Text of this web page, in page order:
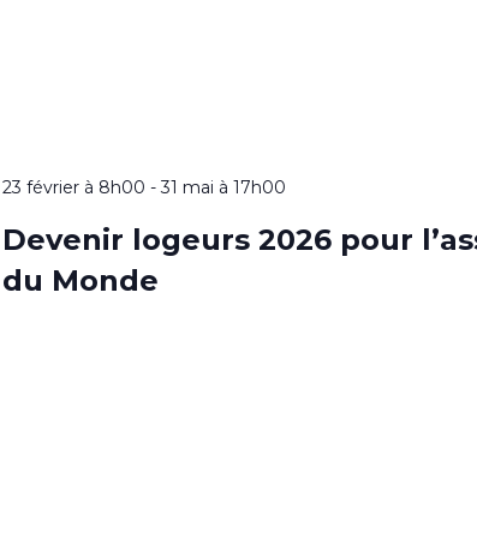
23 février à 8h00 -31 mai à 17h00
Devenir logeurs 2026 pour
du Monde